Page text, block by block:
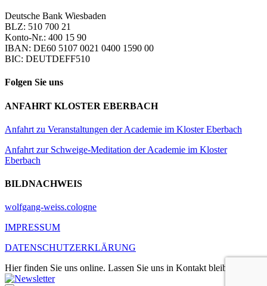
Deutsche Bank Wiesbaden
BLZ: 510 700 21
Konto-Nr.: 400 15 90
IBAN: DE60 5107 0021 0400 1590 00
BIC: DEUTDEFF510
Folgen Sie uns
ANFAHRT KLOSTER EBERBACH
Anfahrt zu Veranstaltungen der Academie im Kloster Eberbach
Anfahrt zur Schweige-Meditation der Academie im Kloster
Eberbach
BILDNACHWEIS
wolfgang-weiss.cologne
IMPRESSUM
DATENSCHUTZERKLÄRUNG
Hier finden Sie uns online. Lassen Sie uns in Kontakt bleiben.
LinkedIn
Xing
Facebook
Instagram
YouTube
Newsletter
E-